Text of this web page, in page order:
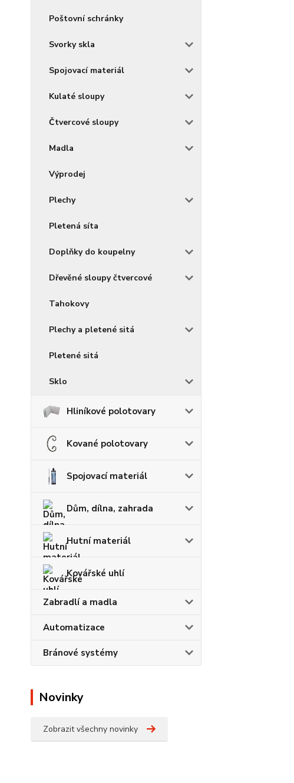
Poštovní schránky
Svorky skla
Spojovací materiál
Kulaté sloupy
Čtvercové sloupy
Madla
Výprodej
Plechy
Pletená síta
Doplňky do koupelny
Dřevěné sloupy čtvercové
Tahokovy
Plechy a pletené sitá
Pletené sitá
Sklo
Hliníkové polotovary
Kované polotovary
Spojovací materiál
Dům, dílna, zahrada
Hutní materiál
Kovářské uhlí
Zabradlí a madla
Automatizace
Bránové systémy
Novinky
Zobrazit všechny novinky